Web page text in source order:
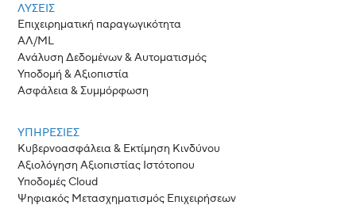
ΛΎΣΕΙΣ
Επιχειρηματική παραγωγικότητα
ΑΛ/ML
Ανάλυση Δεδομένων & Αυτοματισμός
Υποδομή & Αξιοπιστία
Ασφάλεια & Συμμόρφωση
ΥΠΗΡΕΣΙΕΣ
Κυβερνοασφάλεια & Εκτίμηση Κινδύνου
Αξιολόγηση Αξιοπιστίας Ιστότοπου
Υποδομές Cloud
Ψηφιακός Μετασχηματισμός Επιχειρήσεων